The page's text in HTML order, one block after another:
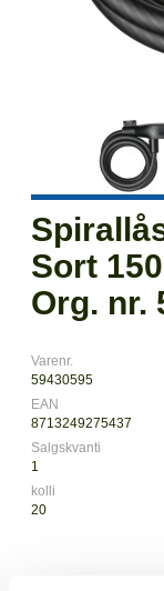
Sort
Org. nr.
Varenr.
59430595
EAN
8713249275437
Salgskvanti
1
kolli
20